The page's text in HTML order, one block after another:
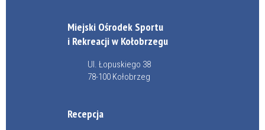
Miejski Ośrodek Sportu
i Rekreacji w Kołobrzegu
Ul. Łopuskiego 38
78-100 Kołobrzeg
Recepcja